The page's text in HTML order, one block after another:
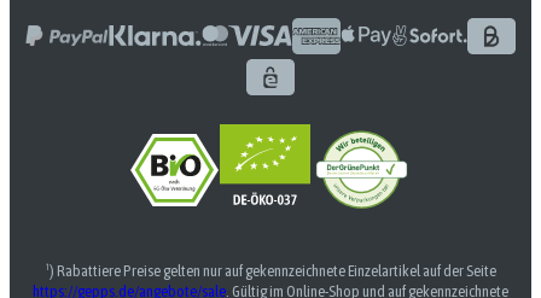
¹) Rabattiere Preise gelten nur auf gekennzeichnete Einzelartikel auf der Seite
https://gepps.de/angebote/sale. Gültig im Online-Shop und auf gekennzeichnete